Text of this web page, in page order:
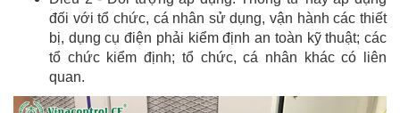
đối với tổ chức, cá nhân sử dụng, vận hành các thiết
bị, dụng cụ điện phải kiểm định an toàn kỹ thuật; các
tổ chức kiểm định; tổ chức, cá nhân khác có liên
quan.